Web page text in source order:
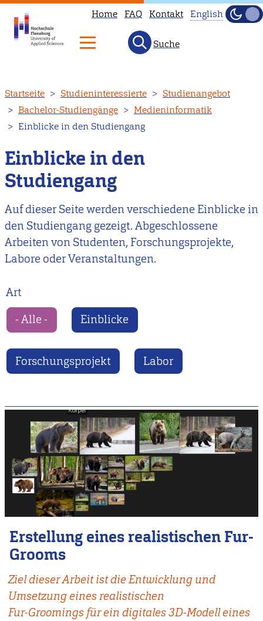
zum
Inhalt
Home FAQ Kontakt
not
available
English
main
page
English
Hell
Suche
Startseite Studieninteressierte
Studienangebot
Bachelor-Studiengänge
Medieninformatik
Einblicke in den Studiengang
Einblicke in den
Studiengang
Auf dieser Seite werden verschiedene Einblicke in
den Studiengang gezeigt. Abgeschlossene
Arbeiten von Studenten, Forschungsprojekte,
Labore oder Veranstaltungen.
Art
- Alle -
Einblicke
Forschungsprojekt Labor
Erstellung eines realistischen Fur-
Grooms
Ziel dieser Arbeit ist die Entwicklung und
Umsetzung eines realistischen
Fur-Groomings für ein digitales 3D-Modell eines